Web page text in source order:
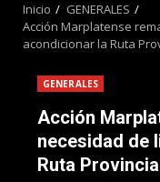
Inicio
GENERALES
Acción Marplatense
acondicionar la Ruta
GENERALES
Acción
necesidad de
Ruta